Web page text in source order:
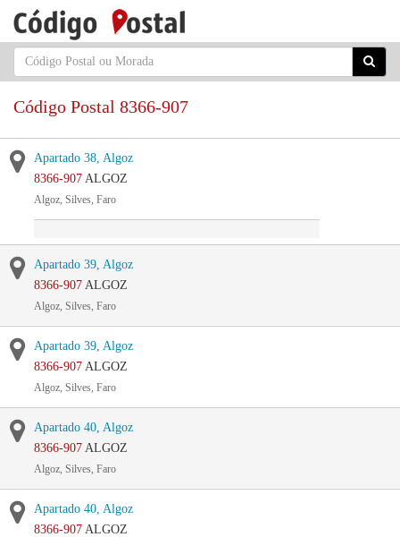
Código Postal 8366-907
Apartado 38, Algoz
8366-907 ALGOZ
Algoz, Silves, Faro
Apartado 39, Algoz
8366-907 ALGOZ
Algoz, Silves, Faro
Apartado 39, Algoz
8366-907 ALGOZ
Algoz, Silves, Faro
Apartado 40, Algoz
8366-907 ALGOZ
Algoz, Silves, Faro
Apartado 40, Algoz
8366-907 ALGOZ